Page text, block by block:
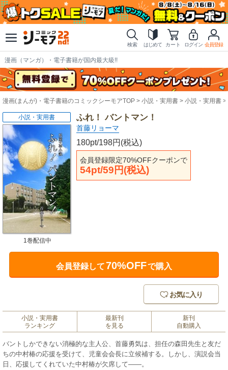
検索 はじめて カート ログイン 会員登録
漫画（マンガ）・電子書籍が国内最大級!!
漫画(まんが)・電子書籍のコミックシーモアTOP 小説・実用書 小説・実用書
ふれ！ バントマン！
首藤リョーマ
180pt/198円(税込)
会員登録限定70%OFFクーポンで
54pt/59円(税込)
小説・実用書
1巻配信中
会員登録して70%OFFで購入
お気に入り
小説・実用書
ランキング
最新刊
を見る
新刊
自動購入
バントしかできない消極的な主人公、首藤勇気は、担任の森田先生と友だ
ちの中村椿の応援を受けて、児童会会長に立候補する。しかし、演説会当
日、応援してくれていた中村椿が欠席して――。